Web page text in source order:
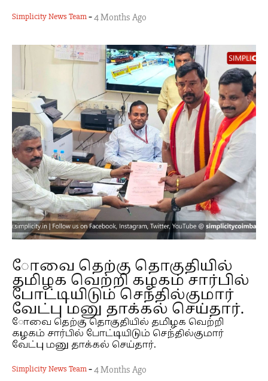
Simplicity News Team-4 Months Ago
ோவை தெற்கு தொகுதியில்
தமிழக வெற்றி கழகம் சார்பில்
போட்டியிடும் செந்தில்குமார்
வேட்பு மனு தாக்கல் செய்தார்.
ோவை தெற்கு தொகுதியில் தமிழக வெற்றி
கழகம் சார்பில் போட்டியிடும் செந்தில்குமார்
வேட்பு மனு தாக்கல் செய்தார்.
Simplicity News Team-4 Months Ago